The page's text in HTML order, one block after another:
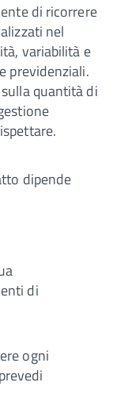
di ricorrere
nel
variabilità e
previdenziali.
quantità di
dipende
di
ogni